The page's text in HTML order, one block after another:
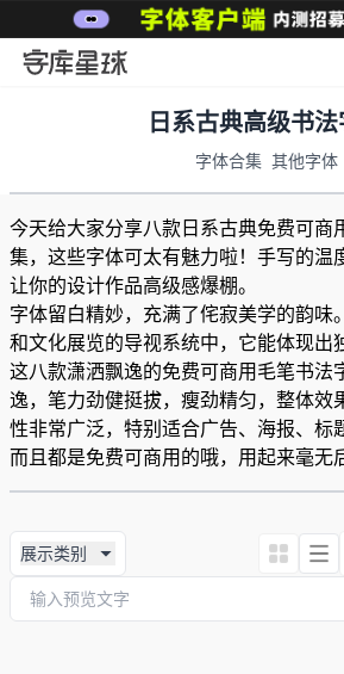
日系古典高级书
字体合集 其他字体
今天给大家分享八款日系古典免费可商
集，这些字体可太有魅力啦！手写的温
让你的设计作品高级感爆棚。
字体留白精妙，充满了侘寂美学的韵味
和文化展览的导视系统中，它能体现出
这八款潇洒飘逸的免费可商用毛笔书法
逸，笔力劲健挺拔，瘦劲精匀，整体效
性非常广泛，特别适合广告、海报、标
而且都是免费可商用的哦，用起来毫无
展示类别